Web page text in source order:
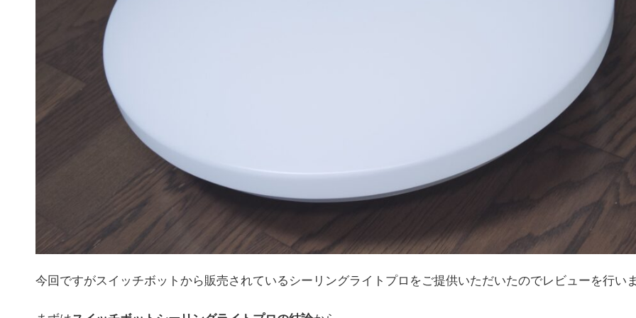
今回ですがスイッチボットから販売されているシーリングライトプロをご提供いただいたのでレビューを行い